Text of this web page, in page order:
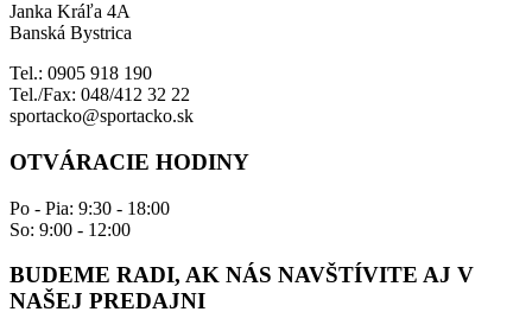
Janka Kráľa 4A
Banská Bystrica
Tel.: 0905 918 190
Tel./Fax: 048/412 32 22
sportacko@sportacko.sk
OTVÁRACIE HODINY
Po - Pia: 9:30 - 18:00
So: 9:00 - 12:00
BUDEME RADI, AK NÁS NAVŠTÍVITE AJ V
NAŠEJ PREDAJNI